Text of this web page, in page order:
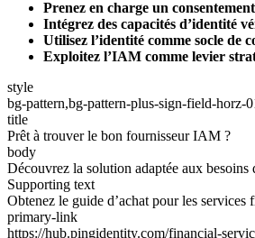
Prenez en charge un
Intégrez des capacités d’identité
Utilisez l’identité comme socle de
Exploitez l’IAM comme levier
style
bg-pattern,bg-pattern-plus-sign-field-horz-
title
Prêt à trouver le bon fournisseur IAM ?
body
Découvrez la solution adaptée aux
Supporting text
Obtenez le guide d’achat pour les services
primary-link
https://hub.pingidentity.com/financial-